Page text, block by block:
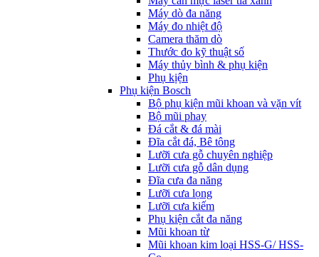
Máy dò đa năng
Máy đo nhiệt độ
Camera thăm dò
Thước đo kỹ thuật số
Máy thủy bình & phụ kiện
Phụ kịện
Phụ kiện Bosch
Bộ phụ kiện mũi khoan và vặn vít
Bộ mũi phay
Đá cắt & đá mài
Đĩa cắt đá, Bê tông
Lưỡi cưa gỗ chuyên nghiệp
Lưỡi cưa gỗ dân dụng
Đĩa cưa đa năng
Lưỡi cưa lọng
Lưỡi cưa kiếm
Phụ kiện cắt đa năng
Mũi khoan từ
Mũi khoan kim loại HSS-G/ HSS-